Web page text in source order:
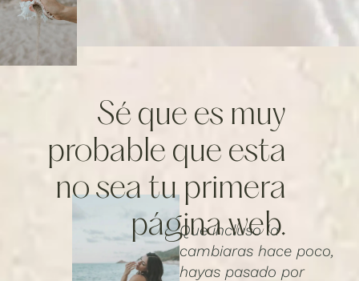
Sé que es muy
probable que esta
no sea tu primera
página web.
Que incluso la
cambiaras hace poco,
hayas pasado por